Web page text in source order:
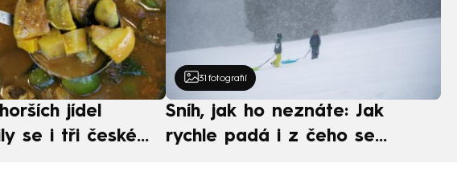
jídel
se i tři české
31 fotografií
Sníh, jak ho neznáte: Jak
rychle padá i z čeho se